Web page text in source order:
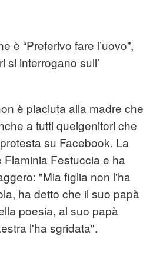
è “Preferivo fare l’uovo”,
si interrogano sull’
è piaciuta alla madre che
a tutti queigenitori che
su Facebook. La
Festuccia e ha
"Mia figlia non l'ha
ha detto che il suo papà
poesia, al suo papà
l'ha sgridata".